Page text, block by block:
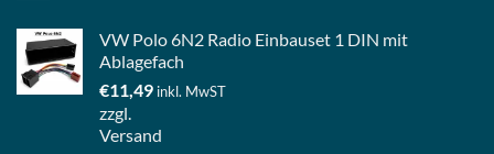
VW Polo 6N2 Radio Einbauset 1 DIN mit
Ablagefach
€11,49 inkl. MwST
zzgl.
Versand